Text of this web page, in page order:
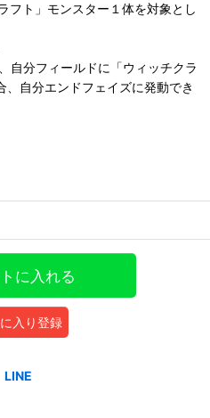
フト」モンスター１体を対象とし
自分フィールドに「ウィッチクラ
自分エンドフェイズに発動でき
に入れる
入り登録